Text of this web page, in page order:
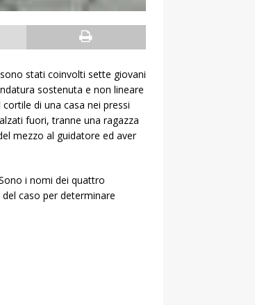
stati coinvolti sette giovani
sostenuta e non lineare
di una casa nei pressi
fuori, tranne una ragazza
mezzo al guidatore ed aver
i nomi dei quattro
caso per determinare